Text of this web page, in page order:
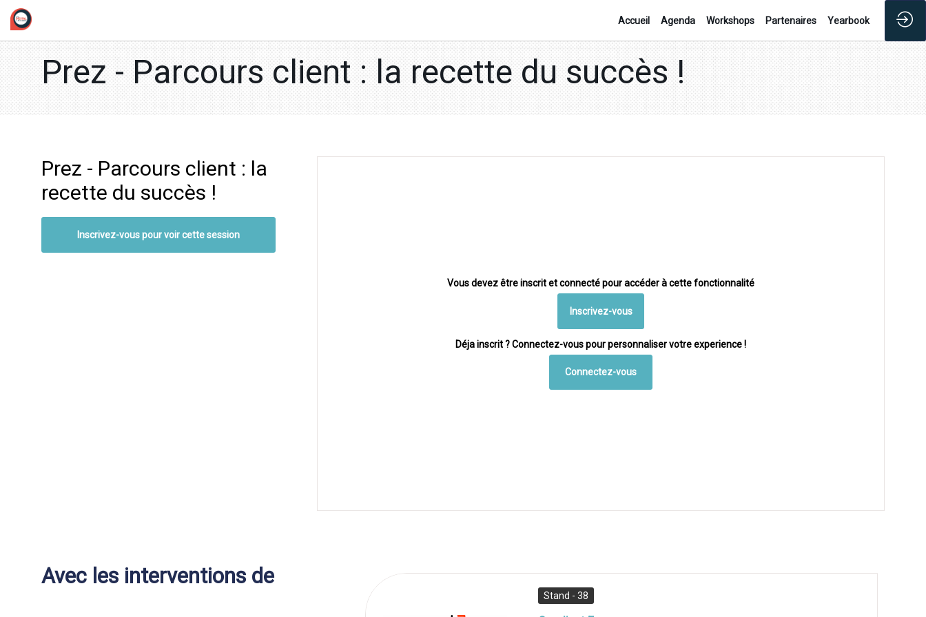
Accueil Agenda Workshops Partenaires Yearbook
Prez - Parcours client : la recette du succès !
Vous devez être inscrit et connecté pour accéder à cette fonctionnalité
Inscrivez-vous
Déja inscrit ? Connectez-vous pour personnaliser votre experience !
Connectez-vous
Prez - Parcours client : la
recette du succès !
Inscrivez-vous pour voir cette session
Avec les interventions de
Stand - 38